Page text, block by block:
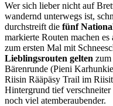
Wer sich lieber nicht auf
wandernd unterwegs ist,
durchstreift die fünf
markierte Routen machen
zum ersten Mal mit
Lieblingsrouten gelten
Bärenrunde (Pieni
Riisin Rääpäsy Trail im
Hintergrund tief
noch viel atemberaubender.